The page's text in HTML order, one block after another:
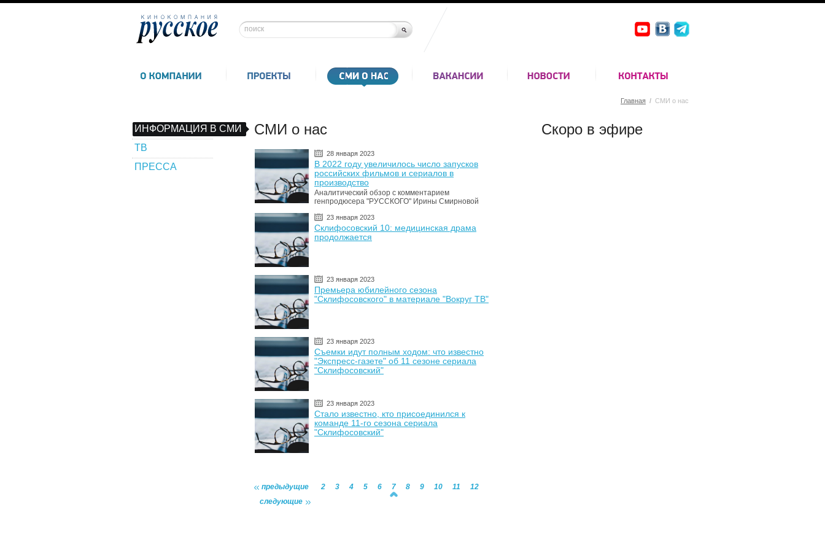
Главная / СМИ о нас
ИНФОРМАЦИЯ В СМИ
ТВ
ПРЕССА
СМИ о нас
28 января 2023
В 2022 году увеличилось число запусков
российских фильмов и сериалов в
производство
Аналитический обзор с комментарием
генпродюсера "РУССКОГО" Ирины Смирновой
23 января 2023
Склифосовский 10: медицинская драма
продолжается
23 января 2023
Премьера юбилейного сезона
"Склифосовского" в материале "Вокруг ТВ"
23 января 2023
Съемки идут полным ходом: что известно
"Экспресс-газете" об 11 сезоне сериала
"Склифосовский"
23 января 2023
Стало известно, кто присоединился к
команде 11-го сезона сериала
"Склифосовский"
предыдущие 2 3 4 5 6 7 8 9 10 11
12
следующие
Скоро в эфире